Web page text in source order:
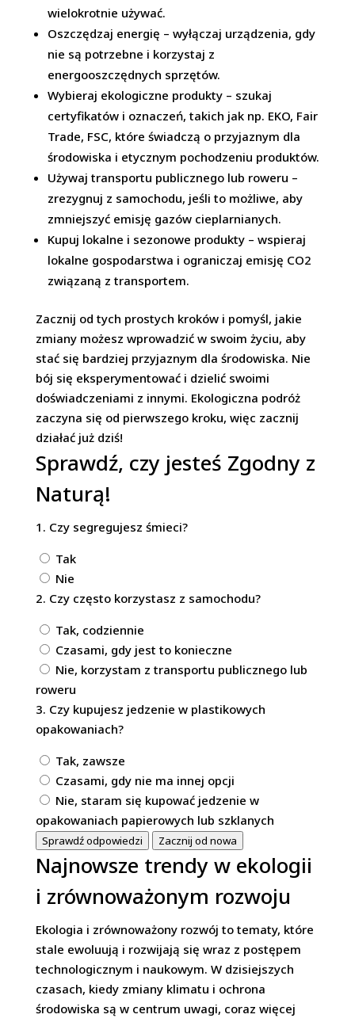
wielokrotnie używać.
Oszczędzaj energię – wyłączaj urządzenia, gdy
nie są potrzebne i korzystaj z
energooszczędnych sprzętów.
Wybieraj ekologiczne produkty – szukaj
certyfikatów i oznaczeń, takich jak np. EKO, Fair
Trade, FSC, które świadczą o przyjaznym dla
środowiska i etycznym pochodzeniu produktów.
Używaj transportu publicznego lub roweru –
zrezygnuj z samochodu, jeśli to możliwe, aby
zmniejszyć emisję gazów cieplarnianych.
Kupuj lokalne i sezonowe produkty – wspieraj
lokalne gospodarstwa i ograniczaj emisję CO2
związaną z transportem.
Zacznij od tych prostych kroków i pomyśl, jakie
zmiany możesz wprowadzić w swoim życiu, aby
stać się bardziej przyjaznym dla środowiska. Nie
bój się eksperymentować i dzielić swoimi
doświadczeniami z innymi. Ekologiczna podróż
zaczyna się od pierwszego kroku, więc zacznij
działać już dziś!
Sprawdź, czy jesteś Zgodny z
Naturą!
1. Czy segregujesz śmieci?
Tak
Nie
2. Czy często korzystasz z samochodu?
Tak, codziennie
Czasami, gdy jest to konieczne
Nie, korzystam z transportu publicznego lub
roweru
3. Czy kupujesz jedzenie w plastikowych
opakowaniach?
Tak, zawsze
Czasami, gdy nie ma innej opcji
Nie, staram się kupować jedzenie w
opakowaniach papierowych lub szklanych
Sprawdź odpowiedzi Zacznij od nowa
Najnowsze trendy w ekologii
i zrównoważonym rozwoju
Ekologia i zrównoważony rozwój to tematy, które
stale ewoluują i rozwijają się wraz z postępem
technologicznym i naukowym. W dzisiejszych
czasach, kiedy zmiany klimatu i ochrona
środowiska są w centrum uwagi, coraz więcej